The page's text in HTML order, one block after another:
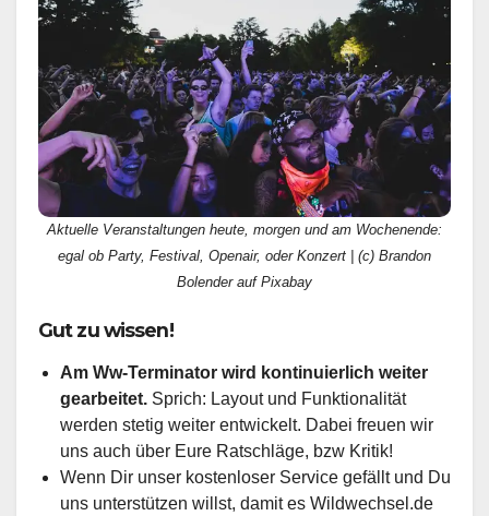
Aktuelle Veranstaltungen heute, morgen und am Wochenende:
egal ob Party, Festival, Openair, oder Konzert | (c) Brandon
Bolender auf Pixabay
Gut zu wissen!
Am Ww-Terminator wird kontinuierlich weiter
gearbeitet. Sprich: Layout und Funktionalität
werden stetig weiter entwickelt. Dabei freuen wir
uns auch über Eure Ratschläge, bzw Kritik!
Wenn Dir unser kostenloser Service gefällt und Du
uns unterstützen willst, damit es Wildwechsel.de